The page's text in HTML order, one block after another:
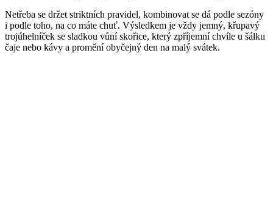
Netřeba se držet striktních pravidel, kombinovat se dá podle sezóny
i podle toho, na co máte chuť. Výsledkem je vždy jemný, křupavý
trojúhelníček se sladkou vůní skořice, který zpříjemní chvíle u šálku
čaje nebo kávy a promění obyčejný den na malý svátek.